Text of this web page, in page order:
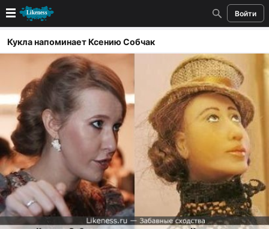
Войти
Новые
Лучшие
Голосование
Кандидаты
Случайное сходство 👍
Создать сходство
Для публикации необходима авторизация
Кукла напоминает Ксению Собчак